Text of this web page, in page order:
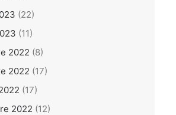
(22)
(11)
2022 (8)
2022 (17)
(17)
2022 (12)